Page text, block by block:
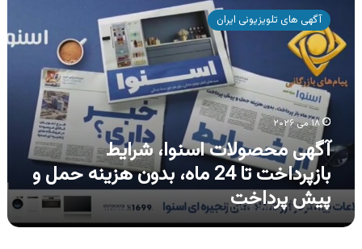
محصولات
اسنوا،
شرایط
بازپرداخت
هزینه
حمل
پرداخت
آگهی های تلویزیونی ایران
۱۸ می ۲۰۲۶
آگهی محصولات اسنوا، شرایط
بازپرداخت تا 24 ماه، بدون هزینه حمل و
پیش پرداخت